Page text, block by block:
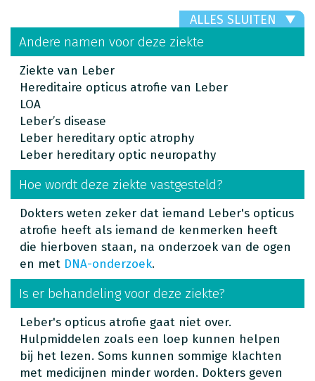
ALLES SLUITEN
Andere namen voor deze ziekte
Ziekte van Leber
Hereditaire opticus atrofie van Leber
LOA
Leber’s disease
Leber hereditary optic atrophy
Leber hereditary optic neuropathy
Hoe wordt deze ziekte vastgesteld?
Dokters weten zeker dat iemand Leber's opticus
atrofie heeft als iemand de kenmerken heeft
die hierboven staan, na onderzoek van de ogen
en met DNA-onderzoek.
Is er behandeling voor deze ziekte?
Leber's opticus atrofie gaat niet over.
Hulpmiddelen zoals een loep kunnen helpen
bij het lezen. Soms kunnen sommige klachten
met medicijnen minder worden. Dokters geven